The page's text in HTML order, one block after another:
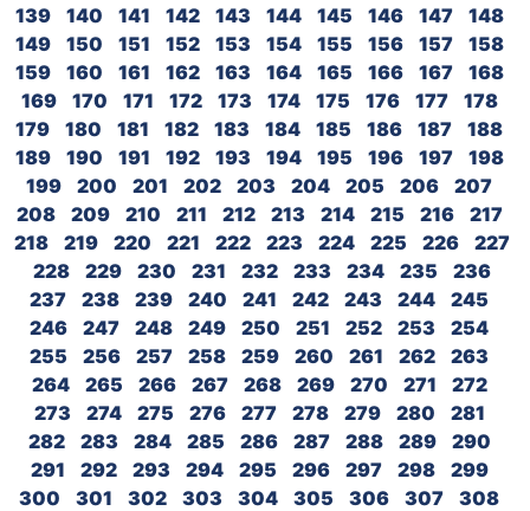
139
140 141 142 143 144 145 146 147
148
149
150 151 152 153 154 155 156 157
158
159
160 161 162 163 164 165 166 167
168
169
170 171 172 173 174 175 176 177
178
179
180 181 182 183 184 185 186 187
188
189
190 191 192 193 194 195 196 197
198
199
200 201 202 203 204 205 206
207
208
209 210 211 212 213 214 215 216
217
218
219 220 221 222 223 224 225 226
227
228
229 230 231 232 233 234 235
236
237
238 239 240 241 242 243 244
245
246
247 248 249 250 251 252 253
254
255
256 257 258 259 260 261 262
263
264
265 266 267 268 269 270 271
272
273
274 275 276 277 278 279 280
281
282
283 284 285 286 287 288 289
290
291
292 293 294 295 296 297 298
299
300
301 302 303 304 305 306 307
308